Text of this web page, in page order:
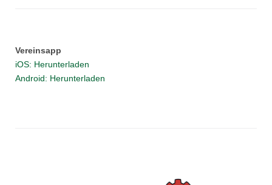
Vereinsapp
iOS: Herunterladen
Android: Herunterladen